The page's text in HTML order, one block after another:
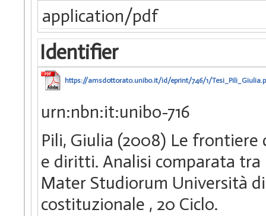
application/pdf
Identifier
https://amsdottorato.unibo.it/id/eprint/746/1/
urn:nbn:it:unibo-716
Pili, Giulia (2008) Le
e diritti. Analisi comparata
Mater Studiorum Università
costituzionale , 20 Ciclo.